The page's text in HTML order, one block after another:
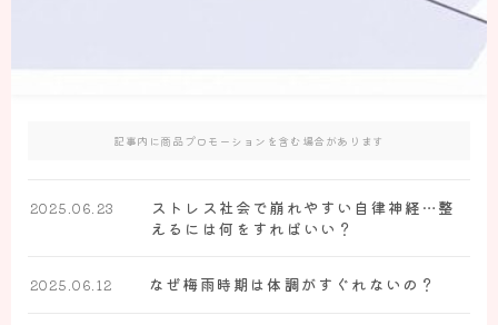
肩痛・肩こりへのアプローチについて
記事内に商品プロモーションを含む場合があります
ストレス社会で崩れやすい自律神経…整
えるには何をすればいい？
2025.06.23
なぜ梅雨時期は体調がすぐれないの？
2025.06.12